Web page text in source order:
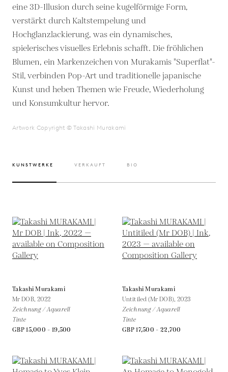
eine 3D-Illusion durch seine kugelförmige Form,
verstärkt durch Kaltstempelung und
Hochglanzlackierung, was ein dynamisches,
spielerisches visuelles Erlebnis schafft. Die fröhlichen
Blumen, ein Markenzeichen von Murakamis "Superflat"-
Stil, verbinden Pop-Art und traditionelle japanische
Kunst und heben Themen wie Freude, Wiederholung
und Konsumkultur hervor.
Artwork Copyright © Takashi Murakami
KUNSTWERKE VERKAUFT BIO
Takashi Murakami
Mr DOB, 2022
Zeichnung / Aquarell
Tinte
GBP 15,000 - 19,500
Takashi Murakami
Untitiled (Mr DOB), 2023
Zeichnung / Aquarell
Tinte
GBP 17,500 - 22,700